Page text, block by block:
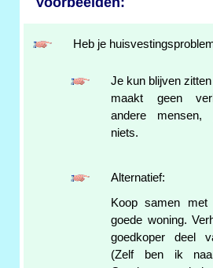
Heb je
Je kun blijven
maakt geen
andere mensen,
niets.
Alternatief:
Koop samen met
goede woning.
goedkoper deel
(Zelf ben ik